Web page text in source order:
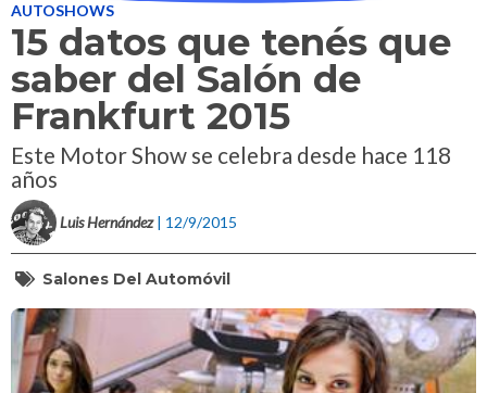
AUTOSHOWS
15 datos que tenés que
saber del Salón de
Frankfurt 2015
Este Motor Show se celebra desde hace 118
años
Luis Hernández | 12/9/2015
Salones Del Automóvil